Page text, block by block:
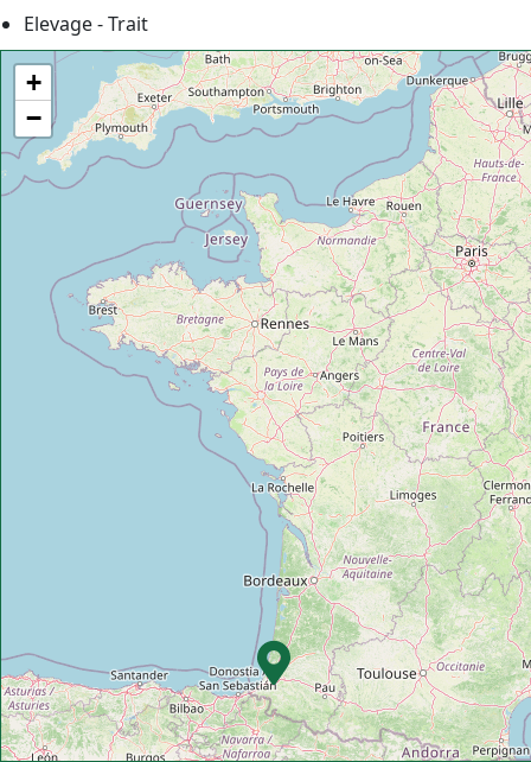
Elevage - Trait
+
−